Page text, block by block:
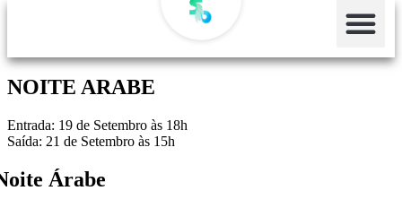
NOITE ARABE
Entrada: 19 de Setembro às 18h
Saída: 21 de Setembro às 15h
Árabe